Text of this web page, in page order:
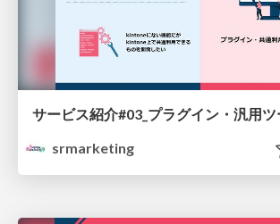
srmarketing